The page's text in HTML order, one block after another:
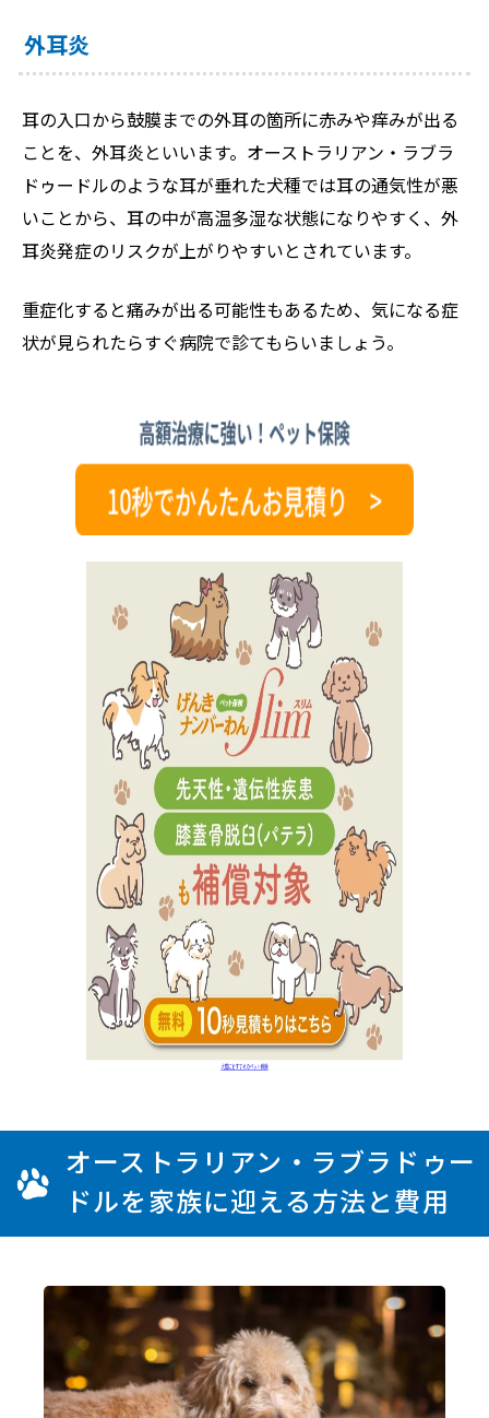
外耳炎
耳の入口から鼓膜までの外耳の箇所に赤みや痒みが出る
ことを、外耳炎といいます。オーストラリアン・ラブラ
ドゥードルのような耳が垂れた犬種では耳の通気性が悪
いことから、耳の中が高温多湿な状態になりやすく、外
耳炎発症のリスクが上がりやすいとされています。
重症化すると痛みが出る可能性もあるため、気になる症
状が見られたらすぐ病院で診てもらいましょう。
オーストラリアン・ラブラドゥー
ドルを家族に迎える方法と費用